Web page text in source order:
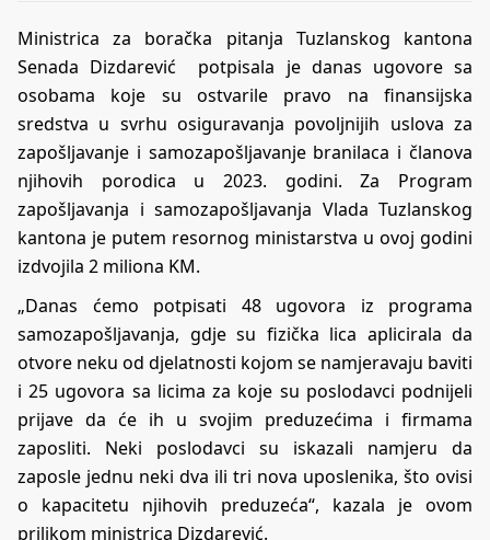
Ministrica za boračka pitanja Tuzlanskog kantona
Senada Dizdarević potpisala je danas ugovore sa
osobama koje su ostvarile pravo na finansijska
sredstva u svrhu osiguravanja povoljnijih uslova za
zapošljavanje i samozapošljavanje branilaca i članova
njihovih porodica u 2023. godini. Za Program
zapošljavanja i samozapošljavanja Vlada Tuzlanskog
kantona je putem resornog ministarstva u ovoj godini
izdvojila 2 miliona KM.
„Danas ćemo potpisati 48 ugovora iz programa
samozapošljavanja, gdje su fizička lica aplicirala da
otvore neku od djelatnosti kojom se namjeravaju baviti
i 25 ugovora sa licima za koje su poslodavci podnijeli
prijave da će ih u svojim preduzećima i firmama
zaposliti. Neki poslodavci su iskazali namjeru da
zaposle jednu neki dva ili tri nova uposlenika, što ovisi
o kapacitetu njihovih preduzeća“, kazala je ovom
prilikom ministrica Dizdarević.